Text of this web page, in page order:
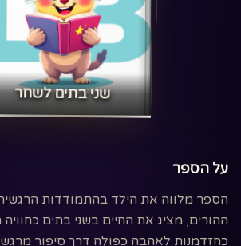
‏שני בתים לשחר‏
על הספר
הספר מלווה את הילד בהתמודדות
ההורים, מציג את החיים בשני בתים
כהזדמנות לאהבה כפולה דרך סיפור מרגש